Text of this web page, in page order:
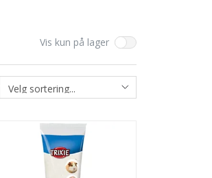
Vis kun på lager